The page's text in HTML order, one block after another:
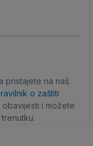
pristajete na naš
o zaštiti
obavijesti i možete